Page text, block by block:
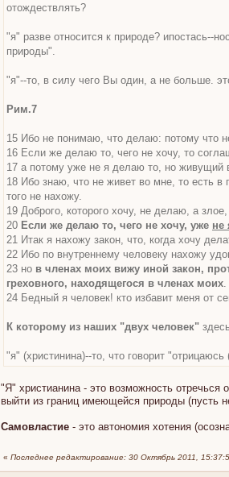
отождествлять?
"я" разве относится к природе? ипостась--
природы".
"я"--то, в силу чего Вы один, а не больше.
Рим.7
15 Ибо не понимаю, что делаю: потому что
16 Если же делаю то, чего не хочу, то
17 а потому уже не я делаю то, но живущий
18 Ибо знаю, что не живет во мне, то есть
того не нахожу.
19 Доброго, которого хочу, не делаю, а
20 Если же делаю то, чего не хочу, уже не
21 Итак я нахожу закон, что, когда хочу
22 Ибо по внутреннему человеку нахожу
23 но в членах моих вижу иной закон,
греховного, находящегося в членах моих
24 Бедный я человек! кто избавит меня от
К которому из наших "двух человек"
"я" (христинина)--то, что говорит
"Я" христианина - это возможность отречься
выйти из границ имеющейся природы (пусть
Самовластие - это автономия хотения
« Последнее редактирование: 30 Октябрь 2011,